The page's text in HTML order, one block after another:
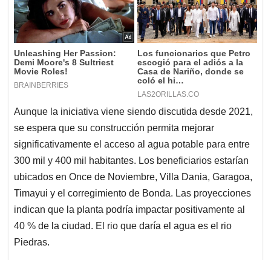
Aunque la iniciativa viene siendo discutida desde 2021,
se espera que su construcción permita mejorar
significativamente el acceso al agua potable para entre
300 mil y 400 mil habitantes. Los beneficiarios estarían
ubicados en Once de Noviembre, Villa Dania, Garagoa,
Timayui y el corregimiento de Bonda. Las proyecciones
indican que la planta podría impactar positivamente al
40 % de la ciudad. El rio que daría el agua es el rio
Piedras.